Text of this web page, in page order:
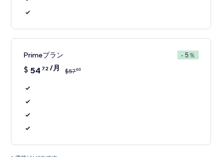
Primeプラン - 5％
$ 54 72/月 $5760